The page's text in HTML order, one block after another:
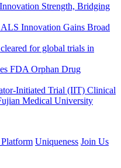
Strength, Bridging
ALS Innovation Gains Broad
for global trials in
FDA Orphan Drug
Initiated Trial (IIT) Clinical
Medical University
Uniqueness Join Us